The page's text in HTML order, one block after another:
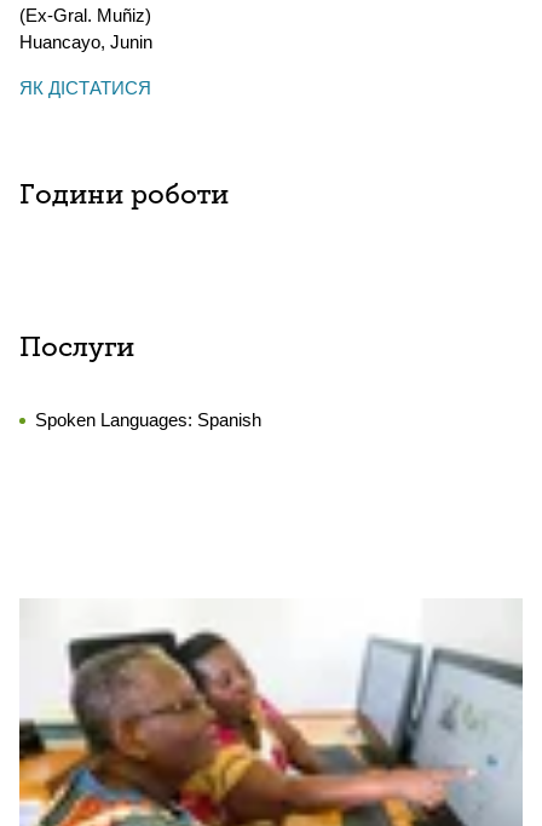
(Ex-Gral. Muñiz)
Huancayo, Junin
ЯК ДІСТАТИСЯ
Години роботи
Послуги
Spoken Languages: Spanish